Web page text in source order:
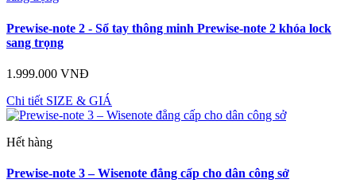
Prewise-note 2 - Sổ tay thông minh Prewise-note 2 khóa lock
sang trọng
1.999.000 VNĐ
Chi tiết SIZE & GIÁ
Hết hàng
Prewise-note 3 – Wisenote đẳng cấp cho dân công sở